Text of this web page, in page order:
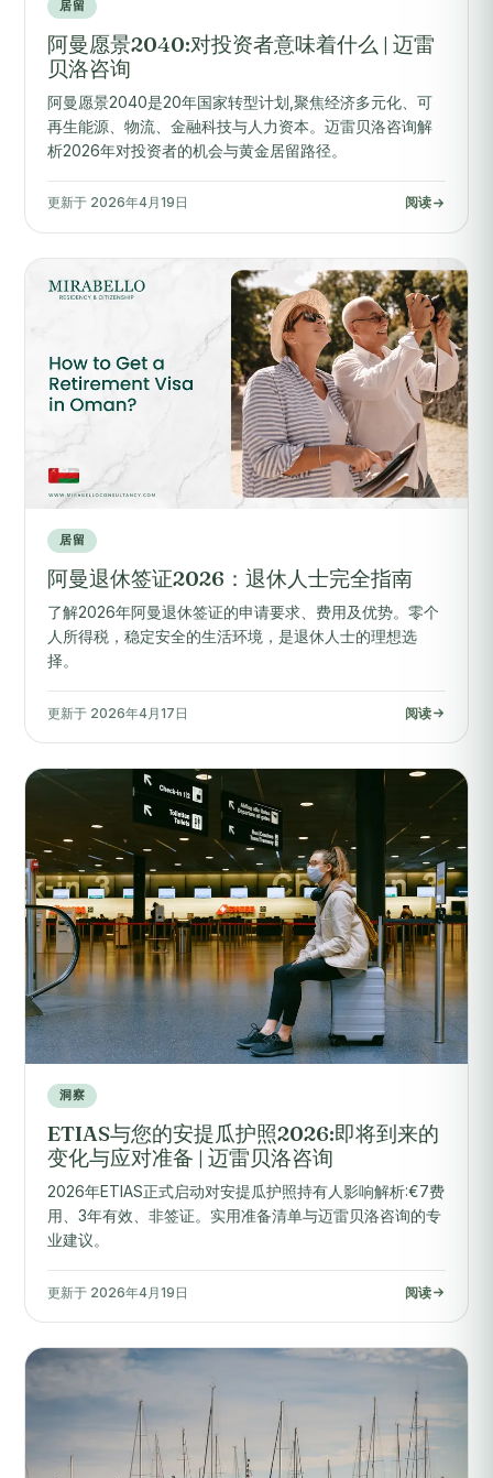
居留
阿曼愿景2040:对投资者意味着什么 | 迈雷
贝洛咨询
阿曼愿景2040是20年国家转型计划,聚焦经济多元化、可
再生能源、物流、金融科技与人力资本。迈雷贝洛咨询解
析2026年对投资者的机会与黄金居留路径。
更新于 2026年4月19日 阅读
居留
阿曼退休签证2026：退休人士完全指南
了解2026年阿曼退休签证的申请要求、费用及优势。零个
人所得税，稳定安全的生活环境，是退休人士的理想选
择。
更新于 2026年4月17日 阅读
洞察
ETIAS与您的安提瓜护照2026:即将到来的
变化与应对准备 | 迈雷贝洛咨询
2026年ETIAS正式启动对安提瓜护照持有人影响解析:€7费
用、3年有效、非签证。实用准备清单与迈雷贝洛咨询的专
业建议。
更新于 2026年4月19日 阅读